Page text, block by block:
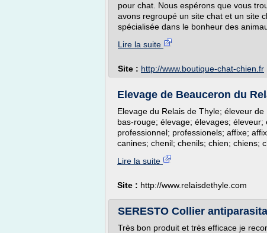
pour chat. Nous espérons que vous
avons regroupé un site chat et un site
spécialisée dans le bonheur des
Lire la suite
Site : http://www.boutique-chat-chien.fr
Elevage de Beauceron du
Elevage du Relais de Thyle; éleveur
bas-rouge; élevage; élevages;
professionnel; professionels; affixe;
canines; chenil; chenils; chien; chiens;
Lire la suite
Site : http://www.relaisdethyle.com
SERESTO Collier
Très bon produit et très efficace je